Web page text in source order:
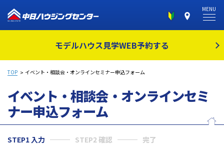
モデルハウス見学WEB予約する
MENU
TOP イベント・相談会・オンラインセミナー申込フォーム
イベント・相談会・オンラインセミ
ナー申込フォーム
STEP1 入力 STEP2 確認 完了